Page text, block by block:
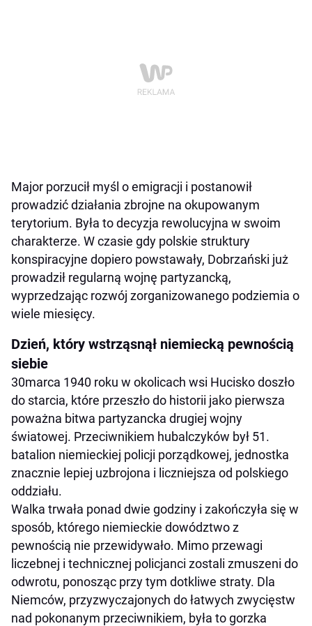
Major porzucił myśl o emigracji i postanowił
prowadzić działania zbrojne na okupowanym
terytorium. Była to decyzja rewolucyjna w swoim
charakterze. W czasie gdy polskie struktury
konspiracyjne dopiero powstawały, Dobrzański już
prowadził regularną wojnę partyzancką,
wyprzedzając rozwój zorganizowanego podziemia o
wiele miesięcy.
Dzień, który wstrząsnął niemiecką pewnością
siebie
30marca 1940 roku w okolicach wsi Hucisko doszło
do starcia, które przeszło do historii jako pierwsza
poważna bitwa partyzancka drugiej wojny
światowej. Przeciwnikiem hubalczyków był 51.
batalion niemieckiej policji porządkowej, jednostka
znacznie lepiej uzbrojona i liczniejsza od polskiego
oddziału.
Walka trwała ponad dwie godziny i zakończyła się w
sposób, którego niemieckie dowództwo z
pewnością nie przewidywało. Mimo przewagi
liczebnej i technicznej policjanci zostali zmuszeni do
odwrotu, ponosząc przy tym dotkliwe straty. Dla
Niemców, przyzwyczajonych do łatwych zwycięstw
nad pokonanym przeciwnikiem, była to gorzka